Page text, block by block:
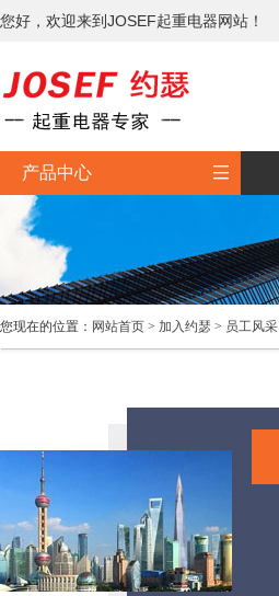
您好，欢迎来到JOSEF起重电器网站！
产品中心 
您现在的位置： 网站首页 > 加入约瑟 > 员工风采